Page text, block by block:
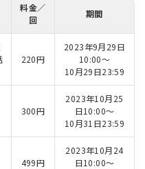
料金／
回
期間
220円
2023年9月29日
10:00～
10月29日23:59
300円
2023年10月25
日10:00～
10月31日23:59
499円
2023年10月24
日10:00～